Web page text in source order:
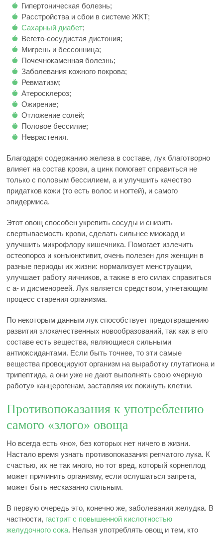
Гипертоническая болезнь;
Расстройства и сбои в системе ЖКТ;
Сахарный диабет;
Вегето-сосудистая дистония;
Мигрень и бессонница;
Почечнокаменная болезнь;
Заболевания кожного покрова;
Ревматизм;
Атеросклероз;
Ожирение;
Отложение солей;
Половое бессилие;
Неврастения.
Благодаря содержанию железа в составе, лук благотворно
влияет на состав крови, а цинк помогает справиться не
только с половым бессилием, а и улучшить качество
придатков кожи (то есть волос и ногтей), и самого
эпидермиса.
Этот овощ способен укрепить сосуды и снизить
свертываемость крови, сделать сильнее миокард и
улучшить микрофлору кишечника. Помогает излечить
остеопороз и конъюнктивит, очень полезен для женщин в
разные периоды их жизни: нормализует менструации,
улучшает работу яичников, а также в его силах справиться
с а- и дисменореей. Лук является средством, угнетающим
процесс старения организма.
По некоторым данным лук способствует предотвращению
развития злокачественных новообразований, так как в его
составе есть вещества, являющиеся сильными
антиоксидантами. Если быть точнее, то эти самые
вещества провоцируют организм на выработку глутатиона и
трипептида, а они уже не дают выполнять свою «черную
работу» канцерогенам, заставляя их покинуть клетки.
Противопоказания к употреблению
самого «злого» овоща
Но всегда есть «но», без которых нет ничего в жизни.
Настало время узнать противопоказания репчатого лука. К
счастью, их не так много, но тот вред, который корнеплод
может причинить организму, если ослушаться запрета,
может быть несказанно сильным.
В первую очередь это, конечно же, заболевания желудка. В
частности, гастрит с повышенной кислотностью
желудочного сока. Нельзя употреблять овощ и тем, кто